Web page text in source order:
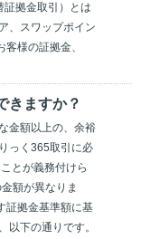
証拠金取引）とは
、スワップポイン
様の証拠金、
きますか？
金額以上の、余裕
っく365取引に必
とが義務付けら
額が異なりま
証拠金基準額に基
以下の通りです。